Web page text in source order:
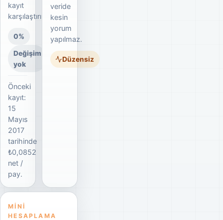
kayıt
karşılaştırılır.
0%
Değişim
yok
Önceki
kayıt:
15
Mayıs
2017
tarihinde
₺0,0852
net /
pay.
veride
kesin
yorum
yapılmaz.
Düzensiz
MINI
HESAPLAMA